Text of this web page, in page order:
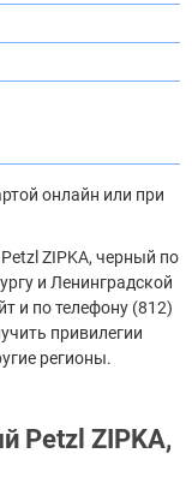
онлайн или при
ZIPKA, черный по
и Ленинградской
и по телефону (812)
привилегии
регионы.
Petzl ZIPKA,